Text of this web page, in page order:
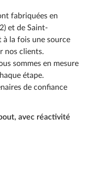
fabriquées en
et de Saint-
à la fois une source
nos clients.
sommes en mesure
étape.
de confiance
avec réactivité